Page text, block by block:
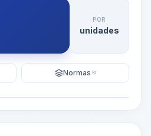
POR
unidades
Normas KI